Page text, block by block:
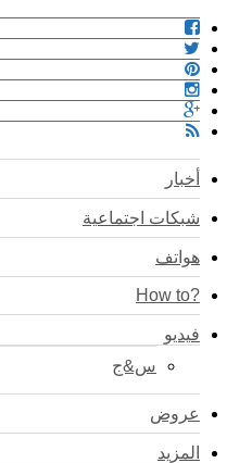
أخبار
شبكات اجتماعية
هواتف
?How to
فيديو
س&ج
عروض
المزيد